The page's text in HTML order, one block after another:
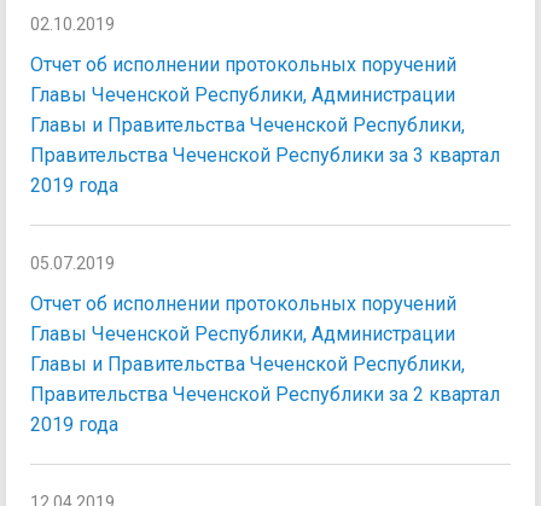
02.10.2019
Отчет об исполнении протокольных поручений
Главы Чеченской Республики, Администрации
Главы и Правительства Чеченской Республики,
Правительства Чеченской Республики за 3 квартал
2019 года
05.07.2019
Отчет об исполнении протокольных поручений
Главы Чеченской Республики, Администрации
Главы и Правительства Чеченской Республики,
Правительства Чеченской Республики за 2 квартал
2019 года